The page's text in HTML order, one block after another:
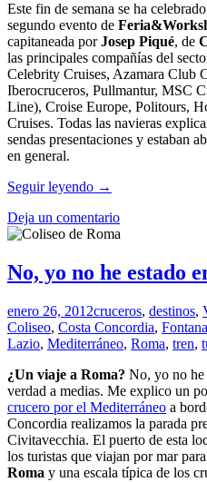
Este fin de semana se ha
segundo evento de
capitaneada porJosep Piqué, de
las principales compañías del
Celebrity Cruises, Azamara Club
Iberocruceros, Pullmantur, MSC
Line), Croise Europe, Politours,
Cruises. Todas las navieras
sendas presentaciones y estaban
en general.
Seguir leyendo Feria&Workshop
Cruceros
en
Barcelona
→
Deja un comentario
No, yo no he estado
enero 26, 2012cruceros, destinos,
Coliseo, Costa Concordia,
Lazio, Mediterráneo, Roma, tren,
¿Un viaje a Roma? No, yo no he
verdad a medias. Me explico un
crucero por el Mediterráneo a
Concordia realizamos la parada
Civitavecchia. El puerto de esta
los turistas que viajan por mar
Roma y una escala típica de los